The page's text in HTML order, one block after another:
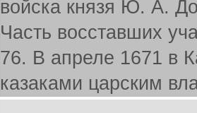
войска князя Ю. А.
Часть восставших
76. В апреле 1671 в
казаками царским